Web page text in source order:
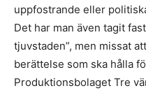
uppfostrande eller
Det har man även tagit
tjuvstaden”, men missat
berättelse som ska hålla
Produktionsbolaget Tre